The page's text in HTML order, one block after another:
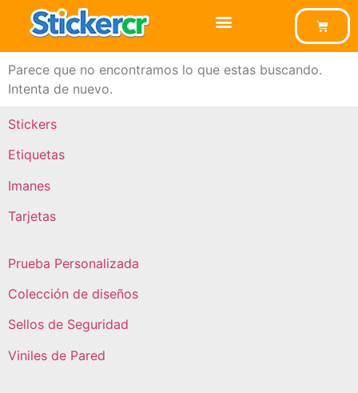
Parece que no encontramos lo que estas buscando.
Intenta de nuevo.
Stickers
Etiquetas
Imanes
Tarjetas
Prueba Personalizada
Colección de diseños
Sellos de Seguridad
Viniles de Pared